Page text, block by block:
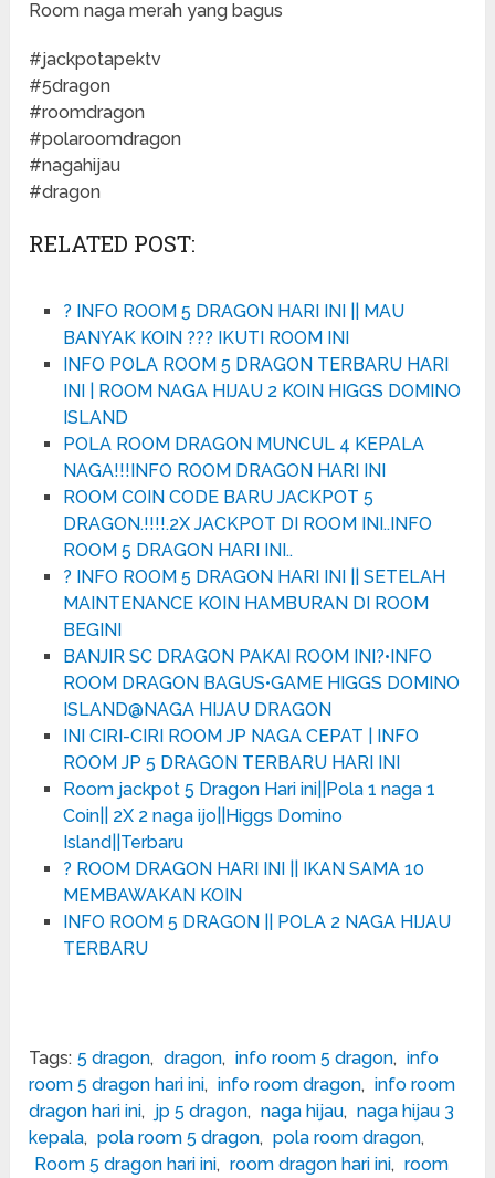
Room naga merah yang bagus
#jackpotapektv
#5dragon
#roomdragon
#polaroomdragon
#nagahijau
#dragon
RELATED POST:
? INFO ROOM 5 DRAGON HARI INI || MAU
BANYAK KOIN ??? IKUTI ROOM INI
INFO POLA ROOM 5 DRAGON TERBARU HARI
INI | ROOM NAGA HIJAU 2 KOIN HIGGS DOMINO
ISLAND
POLA ROOM DRAGON MUNCUL 4 KEPALA
NAGA!!!INFO ROOM DRAGON HARI INI
ROOM COIN CODE BARU JACKPOT 5
DRAGON.!!!!.2X JACKPOT DI ROOM INI..INFO
ROOM 5 DRAGON HARI INI..
? INFO ROOM 5 DRAGON HARI INI || SETELAH
MAINTENANCE KOIN HAMBURAN DI ROOM
BEGINI
BANJIR SC DRAGON PAKAI ROOM INI?•INFO
ROOM DRAGON BAGUS•GAME HIGGS DOMINO
ISLAND‎@NAGA HIJAU DRAGON
INI CIRI-CIRI ROOM JP NAGA CEPAT | INFO
ROOM JP 5 DRAGON TERBARU HARI INI
Room jackpot 5 Dragon Hari ini||Pola 1 naga 1
Coin|| 2X 2 naga ijo||Higgs Domino
Island||Terbaru
? ROOM DRAGON HARI INI || IKAN SAMA 10
MEMBAWAKAN KOIN
INFO ROOM 5 DRAGON || POLA 2 NAGA HIJAU
TERBARU
Tags: 5 dragon, dragon, info room 5 dragon, info
room 5 dragon hari ini, info room dragon, info room
dragon hari ini, jp 5 dragon, naga hijau, naga hijau 3
kepala, pola room 5 dragon, pola room dragon,
Room 5 dragon hari ini, room dragon hari ini, room